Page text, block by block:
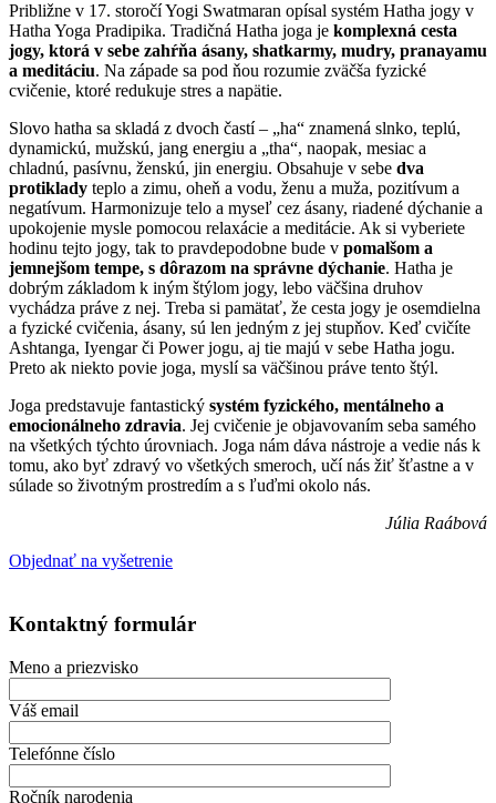
Približne v 17. storočí Yogi Swatmaran opísal systém Hatha jogy v
Hatha Yoga Pradipika. Tradičná Hatha joga je komplexná cesta
jogy, ktorá v sebe zahŕňa ásany, shatkarmy, mudry, pranayamu
a meditáciu. Na západe sa pod ňou rozumie zväčša fyzické
cvičenie, ktoré redukuje stres a napätie.
Slovo hatha sa skladá z dvoch častí – „ha“ znamená slnko, teplú,
dynamickú, mužskú, jang energiu a „tha“, naopak, mesiac a
chladnú, pasívnu, ženskú, jin energiu. Obsahuje v sebe dva
protiklady teplo a zimu, oheň a vodu, ženu a muža, pozitívum a
negatívum. Harmonizuje telo a myseľ cez ásany, riadené dýchanie a
upokojenie mysle pomocou relaxácie a meditácie. Ak si vyberiete
hodinu tejto jogy, tak to pravdepodobne bude v pomalšom a
jemnejšom tempe, s dôrazom na správne dýchanie. Hatha je
dobrým základom k iným štýlom jogy, lebo väčšina druhov
vychádza práve z nej. Treba si pamätať, že cesta jogy je osemdielna
a fyzické cvičenia, ásany, sú len jedným z jej stupňov. Keď cvičíte
Ashtanga, Iyengar či Power jogu, aj tie majú v sebe Hatha jogu.
Preto ak niekto povie joga, myslí sa väčšinou práve tento štýl.
Joga predstavuje fantastický systém fyzického, mentálneho a
emocionálneho zdravia. Jej cvičenie je objavovaním seba samého
na všetkých týchto úrovniach. Joga nám dáva nástroje a vedie nás k
tomu, ako byť zdravý vo všetkých smeroch, učí nás žiť šťastne a v
súlade so životným prostredím a s ľuďmi okolo nás.
Júlia Raábová
Objednať na vyšetrenie
Kontaktný formulár
Meno a priezvisko
Váš email
Telefónne číslo
Ročník narodenia